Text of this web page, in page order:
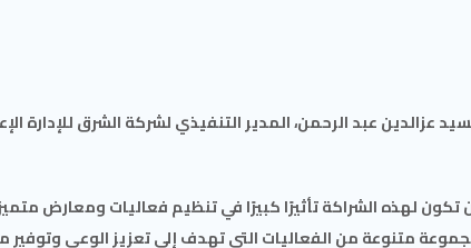
عبد الرحمن، المدير التنفيذي لشركة الشرق للإدارة
لهذه الشراكة تأثيرًا كبيرًا في تنظيم فعاليات ومعارض
متنوعة من الفعاليات التي تهدف إلى تعزيز الوعي